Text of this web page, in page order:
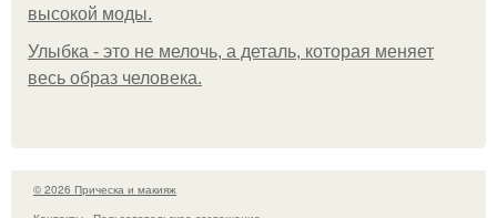
высокой моды.
Улыбка - это не мелочь, а деталь, которая меняет
весь образ человека.
© 2026 Прическа и макияж